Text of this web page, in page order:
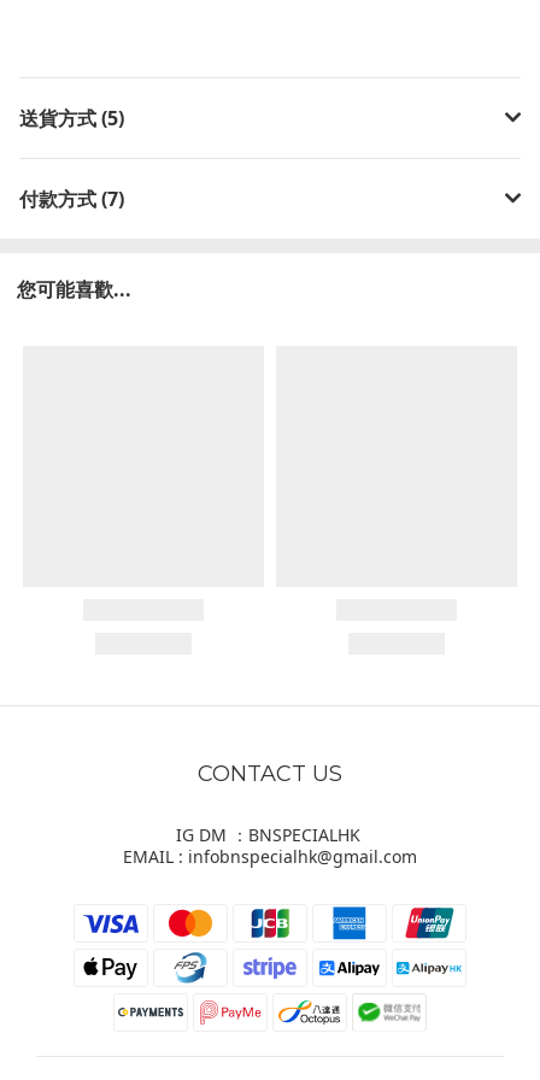
送貨方式 (5)
付款方式 (7)
您可能喜歡...
CONTACT US
IG DM ：BNSPECIALHK
EMAIL : infobnspecialhk@gmail.com